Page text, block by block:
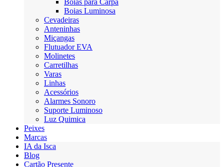
Boias para Carpa
Boias Luminosa
Cevadeiras
Anteninhas
Miçangas
Flutuador EVA
Molinetes
Carretilhas
Varas
Linhas
Acessórios
Alarmes Sonoro
Suporte Luminoso
Luz Quimica
Peixes
Marcas
IA da Isca
Blog
Cartão Presente